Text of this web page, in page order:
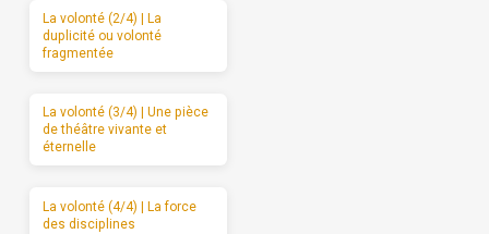
La volonté (2/4) | La
duplicité ou volonté
fragmentée
La volonté (3/4) | Une pièce
de théâtre vivante et
éternelle
La volonté (4/4) | La force
des disciplines